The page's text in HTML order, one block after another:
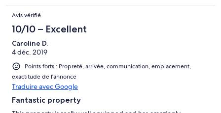
Avis vérifié
10/10 – Excellent
Caroline D.
4 déc. 2019
Points forts : Propreté, arrivée, communication, emplacement,
exactitude de l’annonce
Traduire avec Google
Fantastic property